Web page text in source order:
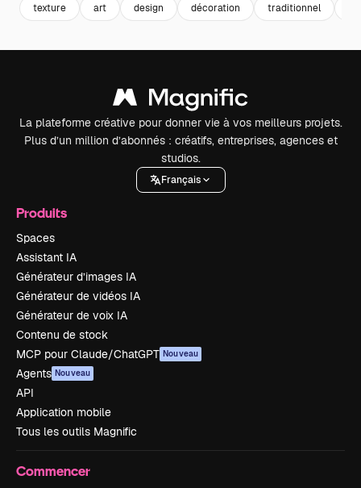
texture art design décoration traditionnel
La plateforme créative pour donner vie à vos meilleurs projets.
Plus d’un million d’abonnés : créatifs, entreprises, agences et
studios.
Français
Produits
Spaces
Assistant IA
Générateur d’images IA
Générateur de vidéos IA
Générateur de voix IA
Contenu de stock
MCP pour Claude/ChatGPT Nouveau
Agents Nouveau
API
Application mobile
Tous les outils Magnific
Commencer